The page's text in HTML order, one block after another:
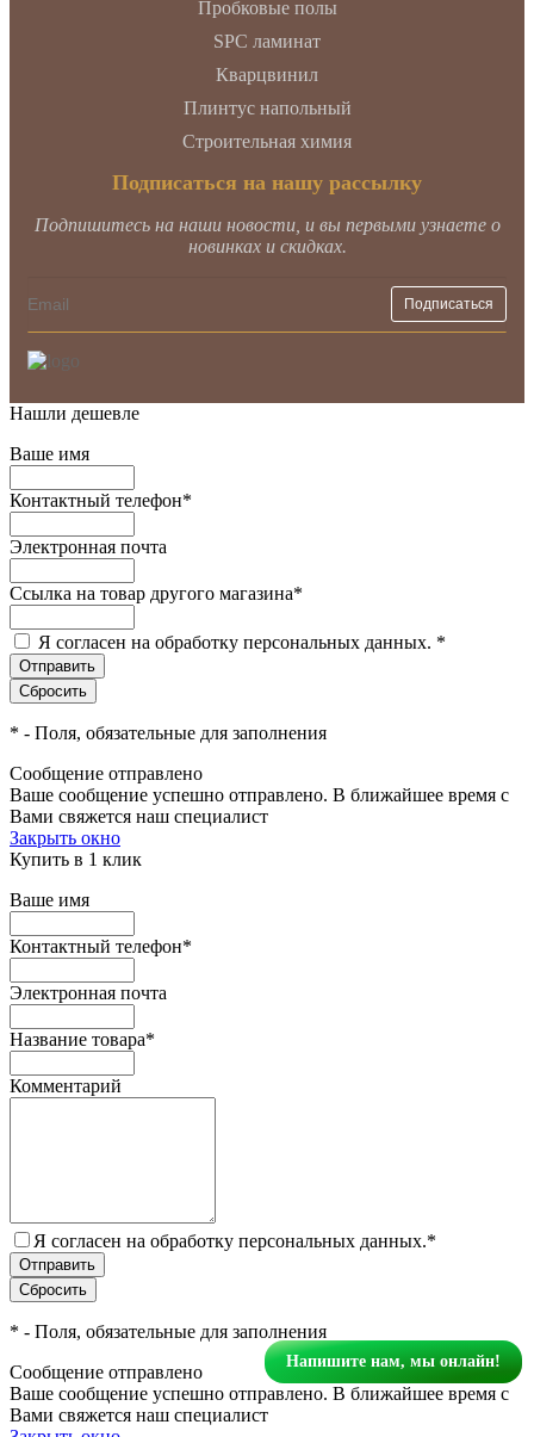
Пробковые полы
SPC ламинат
Кварцвинил
Плинтус напольный
Строительная химия
Подписаться на нашу рассылку
Подпишитесь на наши новости, и вы первыми узнаете о
новинках и скидках.
Нашли дешевле
Ваше имя
Контактный телефон*
Электронная почта
Ссылка на товар другого магазина*
Я согласен на обработку персональных данных. *
* - Поля, обязательные для заполнения
Сообщение отправлено
Ваше сообщение успешно отправлено. В ближайшее время с
Вами свяжется наш специалист
Закрыть окно
Купить в 1 клик
Ваше имя
Контактный телефон*
Электронная почта
Название товара*
Комментарий
Я согласен на обработку персональных данных.*
* - Поля, обязательные для заполнения
Сообщение отправлено
Ваше сообщение успешно отправлено. В ближайшее время с
Вами свяжется наш специалист
Напишите нам, мы онлайн!